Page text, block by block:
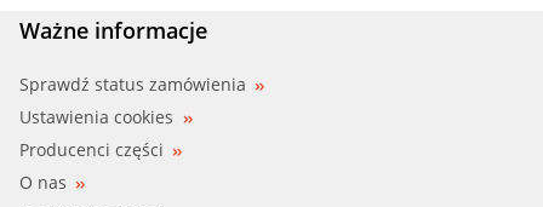
Ważne informacje
Sprawdź status zamówienia
Ustawienia cookies
Producenci części
O nas